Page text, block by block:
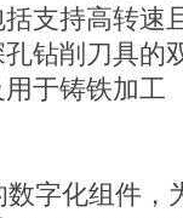
支持高转速
钻削刀具的
于铸铁加工
字化组件，